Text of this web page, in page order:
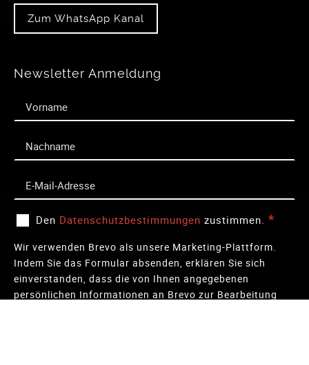
Zum WhatsApp Kanal
Newsletter Anmeldung
Den Datenschutzbestimmungen zustimmen. *
Wir verwenden Brevo als unsere Marketing-Plattform.
Indem Sie das Formular absenden, erklären Sie sich
einverstanden, dass die von Ihnen angegebenen
persönlichen Informationen an Brevo zur Bearbeitung